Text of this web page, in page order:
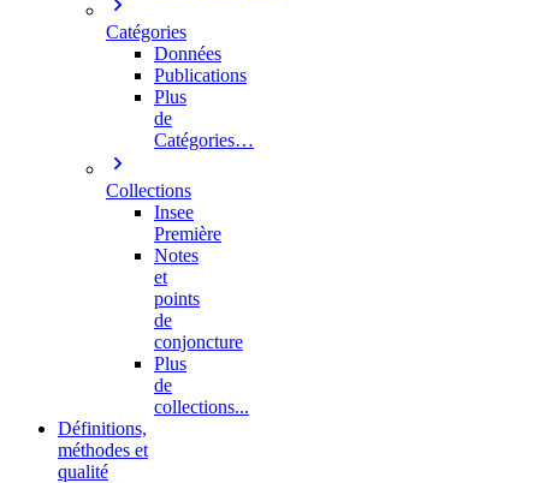
Catégories
Données
Publications
Plus
de
Catégories…
Collections
Insee
Première
Notes
et
points
de
conjoncture
Plus
de
collections...
Définitions,
méthodes et
qualité